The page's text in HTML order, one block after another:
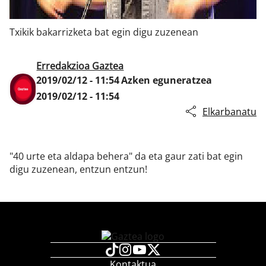
Txikik bakarrizketa bat egin digu zuzenean
Erredakzioa Gaztea
2019/02/12 - 11:54Azken eguneratzea
2019/02/12 - 11:54
Elkarbanatu
"40 urte eta aldapa behera" da eta gaur zati bat egin
digu zuzenean, entzun entzun!